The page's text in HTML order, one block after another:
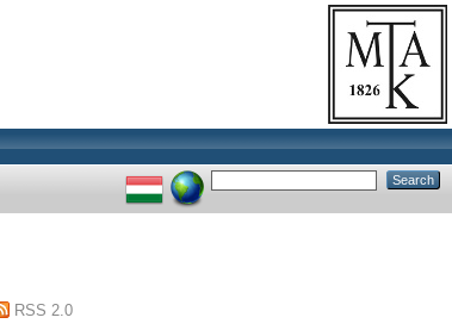
RSS 2.0